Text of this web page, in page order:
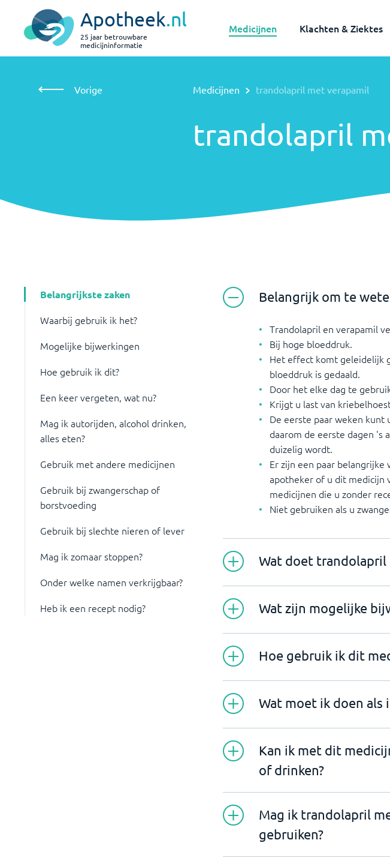
Apotheek.nl
25 jaar betrouwbare
medicijninformatie
Medicijnen Klachten & Ziektes
Vorige Medicijnen trandolapril met verapamil
trandolapril
Belangrijkste zaken
Waarbij gebruik ik het?
Mogelijke bijwerkingen
Hoe gebruik ik dit?
Een keer vergeten, wat nu?
Mag ik autorijden, alcohol drinken,
alles eten?
Gebruik met andere medicijnen
Gebruik bij zwangerschap of
borstvoeding
Gebruik bij slechte nieren of lever
Mag ik zomaar stoppen?
Onder welke namen verkrijgbaar?
Heb ik een recept nodig?
Belangrijk om te
Trandolapril en verapamil
Bij hoge bloeddruk.
Het effect komt geleidelijk
bloeddruk is gedaald.
Door het elke dag te
Krijgt u last van
De eerste paar weken kunt
daarom de eerste dagen 's
duizelig wordt.
Er zijn een paar
apotheker of u dit medicijn
medicijnen die u zonder
Niet gebruiken als u
Wat doet trandolapril
Wat zijn mogelijke
Hoe gebruik ik dit
Wat moet ik doen als
Kan ik met dit
of drinken?
Mag ik trandolapril
gebruiken?